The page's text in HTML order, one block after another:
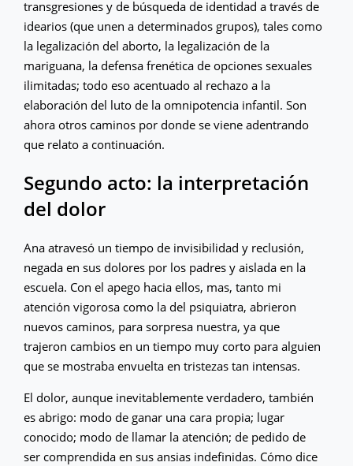
transgresiones y de búsqueda de identidad a través de
idearios (que unen a determinados grupos), tales como
la legalización del aborto, la legalización de la
mariguana, la defensa frenética de opciones sexuales
ilimitadas; todo eso acentuado al rechazo a la
elaboración del luto de la omnipotencia infantil. Son
ahora otros caminos por donde se viene adentrando
que relato a continuación.
Segundo acto: la interpretación
del dolor
Ana atravesó un tiempo de invisibilidad y reclusión,
negada en sus dolores por los padres y aislada en la
escuela. Con el apego hacia ellos, mas, tanto mi
atención vigorosa como la del psiquiatra, abrieron
nuevos caminos, para sorpresa nuestra, ya que
trajeron cambios en un tiempo muy corto para alguien
que se mostraba envuelta en tristezas tan intensas.
El dolor, aunque inevitablemente verdadero, también
es abrigo: modo de ganar una cara propia; lugar
conocido; modo de llamar la atención; de pedido de
ser comprendida en sus ansias indefinidas. Cómo dice